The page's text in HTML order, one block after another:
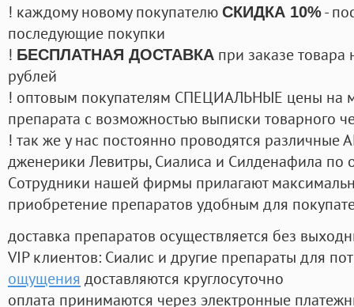
! каждому новому покупателю СКИДКА 10%-
последующие покупки
! БЕСПЛАТНАЯ ДОСТАВКА при заказе
рублей
! оптовым покупателям СПЕЦИАЛЬНЫЕ цены на
препарата с возможностью выписки товарного
! так же у нас постоянно проводятся
дженерики Левитры, Сиалиса и Силденафила по
Cотрудники нашей фирмы прилагают
приобретение препаратов удобным для
доставка препаратов осуществляется без
VIP клиентов: Сиалис и другие препараты для
ощущения доставляются круглосуточно
оплата принимаются через электронные